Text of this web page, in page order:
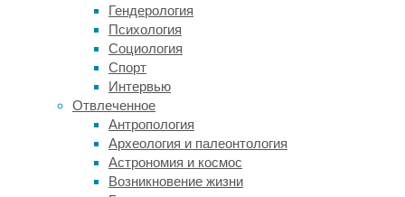
Гендерология
Психология
Социология
Спорт
Интервью
Отвлеченное
Антропология
Археология и палеонтология
Астрономия и космос
Возникновение жизни
состав
белков,
но,
кроме
того,
нервной
системе
он